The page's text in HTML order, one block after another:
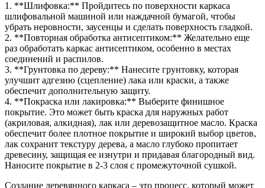
1. **Шлифовка:** Пройдитесь по поверхности каркаса
шлифовальной машиной или наждачной бумагой, чтобы
убрать неровности, заусенцы и сделать поверхность гладкой.
2. **Повторная обработка антисептиком:** Желательно еще
раз обработать каркас антисептиком, особенно в местах
соединений и распилов.
3. **Грунтовка по дереву:** Нанесите грунтовку, которая
улучшит адгезию (сцепление) лака или краски, а также
обеспечит дополнительную защиту.
4. **Покраска или лакировка:** Выберите финишное
покрытие. Это может быть краска для наружных работ
(акриловая, алкидная), лак или деревозащитное масло. Краска
обеспечит более плотное покрытие и широкий выбор цветов,
лак сохранит текстуру дерева, а масло глубоко пропитает
древесину, защищая ее изнутри и придавая благородный вид.
Наносите покрытие в 2-3 слоя с промежуточной сушкой.
Создание деревянного каркаса – это процесс, который может